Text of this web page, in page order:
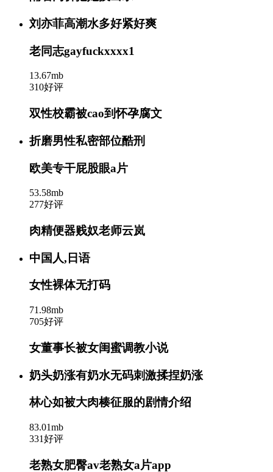
刘亦菲高潮水多好紧好爽
老同志gayfuckxxxx1
13.67mb
310好评
双性校霸被cao到怀孕腐文
折磨男性私密部位酷刑
欧美专干屁股眼a片
53.58mb
277好评
肉精便器贱奴老师云岚
中国人,日语
女性裸体无打码
71.98mb
705好评
女董事长被女闺蜜调教小说
奶头奶涨有奶水无码刺激揉捏奶涨
林心如被大肉楱征服的剧情介绍
83.01mb
331好评
老熟女肥臀av老熟女a片app